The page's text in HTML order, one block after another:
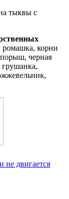
корни
черная
грушанка,
не двигается